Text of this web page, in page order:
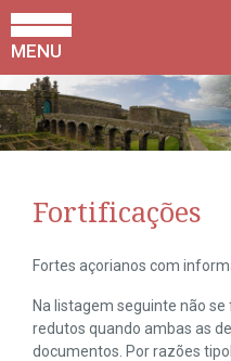
MENU
Fortificações
Fortes açorianos com
Na listagem seguinte não
redutos quando ambas as
documentos. Por razões